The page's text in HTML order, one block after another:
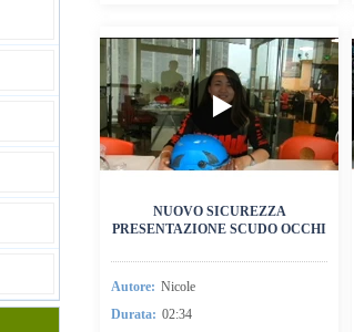
NUOVO SICUREZZA
PRESENTAZIONE SCUDO OCCHI
Autore: Nicole
Durata: 02:34